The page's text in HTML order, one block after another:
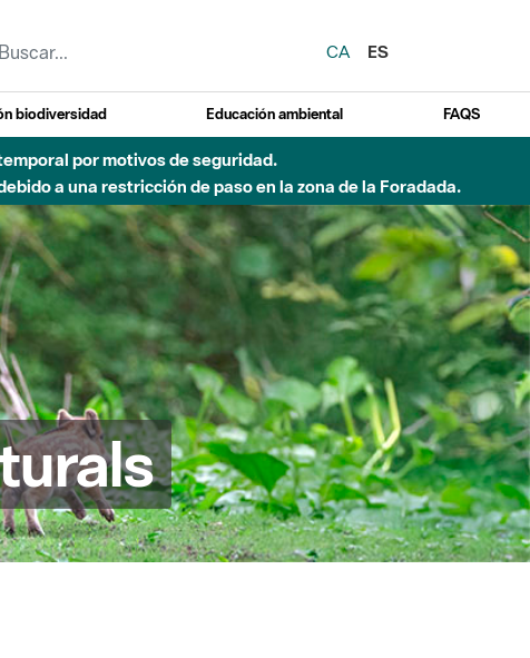
CA
ES
biodiversidad Educación ambiental FAQS
por motivos de seguridad.
a una restricción de paso en la zona de la Foradada.